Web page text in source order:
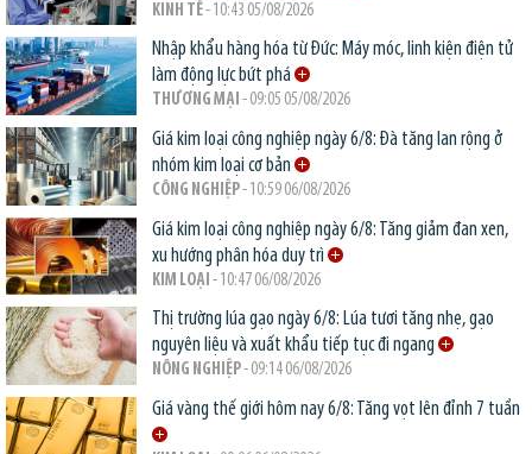
KINH TẾ- 10:43 05/08/2026
Nhập khẩu hàng hóa từ Đức: Máy móc, linh kiện điện tử
làm động lực bứt phá
THƯƠNG MẠI - 09:05 05/08/2026
Giá kim loại công nghiệp ngày 6/8: Đà tăng lan rộng ở
nhóm kim loại cơ bản
CÔNG NGHIỆP- 10:59 06/08/2026
Giá kim loại công nghiệp ngày 6/8: Tăng giảm đan xen,
xu hướng phân hóa duy trì
KIM LOẠI - 10:47 06/08/2026
Thị trường lúa gạo ngày 6/8: Lúa tươi tăng nhẹ, gạo
nguyên liệu và xuất khẩu tiếp tục đi ngang
NÔNG NGHIỆP- 09:14 06/08/2026
Giá vàng thế giới hôm nay 6/8: Tăng vọt lên đỉnh 7 tuần